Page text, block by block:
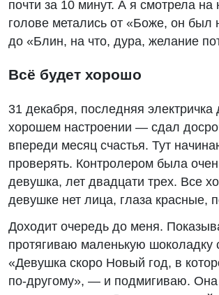
почти за 10 минут. А я смотрела
голове метались от «Боже, он был
до «Блин, на что, дура, желание
Всё будет хорошо
31 декабря, последняя
хорошем настроении — сдал
впереди месяц счастья. Тут
проверять. Контролером была
девушка, лет двадцати трех. Все
девушке нет лица, глаза красные,
Доходит очередь до меня.
протягиваю маленькую шоколадку
«Девушка скоро Новый год, в
по-другому», — и подмигиваю.